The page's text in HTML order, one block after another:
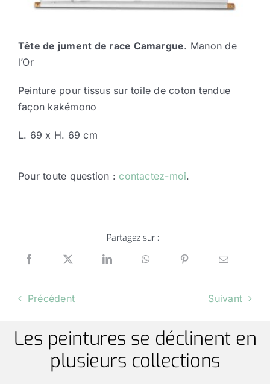
Tête de jument de race Camargue. Manon de
l’Or
Peinture pour tissus sur toile de coton tendue
façon kakémono
L. 69 x H. 69 cm
Pour toute question : contactez-moi.
Partagez sur :
Précédent Suivant
Les peintures se déclinent en
plusieurs collections